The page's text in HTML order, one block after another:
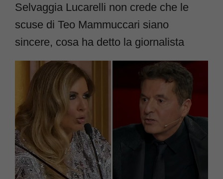
Selvaggia Lucarelli non crede che le
scuse di Teo Mammuccari siano
sincere, cosa ha detto la giornalista